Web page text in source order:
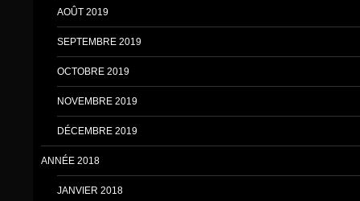
AOÛT 2019
SEPTEMBRE 2019
OCTOBRE 2019
NOVEMBRE 2019
DÉCEMBRE 2019
ANNÉE 2018
JANVIER 2018